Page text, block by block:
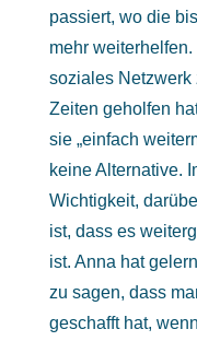
passiert, wo die
mehr
soziales Netzwerk
Zeiten geholfen
sie „einfach
keine Alternative.
Wichtigkeit,
ist, dass es
ist. Anna hat
zu sagen, dass
geschafft hat,